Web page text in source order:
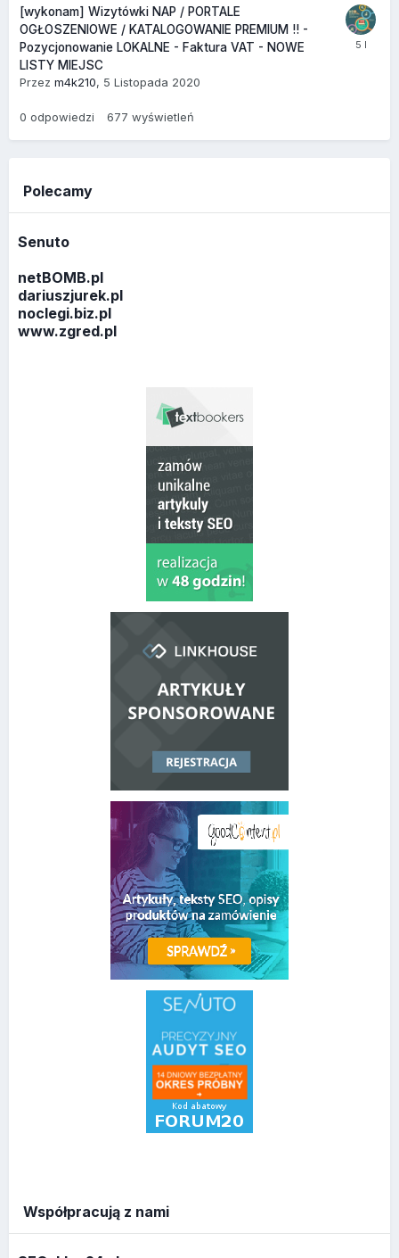
[wykonam] Wizytówki NAP / PORTALE
OGŁOSZENIOWE / KATALOGOWANIE PREMIUM !! -
Pozycjonowanie LOKALNE - Faktura VAT - NOWE
LISTY MIEJSC
Przez m4k210, 5 Listopada 2020
0 odpowiedzi 677 wyświetleń
Polecamy
Senuto
netBOMB.pl
dariuszjurek.pl
noclegi.biz.pl
www.zgred.pl
Współpracują z nami